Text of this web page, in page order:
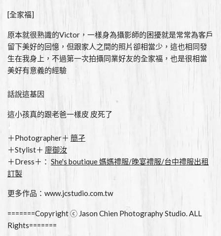
[全家福]
原本就很熟識的Victor，一樣身為攝影師的困擾就是常常為客戶
留下美好的回憶，但跟家人之間的照片卻相當少，這也相同發
生在我身上，不過第一次拍攝同業好友的全家福，也是很相當
美好有意義的經驗
話說這基因
這小孩真的跟老爸一樣皮 皮死了
＋Photographer＋ 簡孑
＋Stylist＋ 廖御汝
＋Dress＋： She's boutique 媽媽禮服/晚宴禮服/台中禮服出租
訂製
更多作品： www.jcstudio.com.tw
=======Copyright ⓒ Jason Chien Photography Studio. ALL
Rights=======